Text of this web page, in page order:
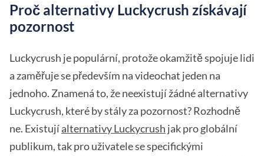
Proč alternativy Luckycrush získávají
pozornost
Luckycrush je populární, protože okamžitě spojuje lidi
a zaměřuje se především na videochat jeden na
jednoho. Znamená to, že neexistují žádné alternativy
Luckycrush, které by stály za pozornost? Rozhodně
ne. Existujíalternativy Luckycrush jak pro globální
publikum, tak pro uživatele se specifickými